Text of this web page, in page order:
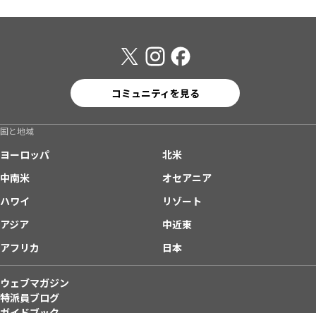
コミュニティを見る
国と地域
ヨーロッパ
北米
中南米
オセアニア
ハワイ
リゾート
アジア
中近東
アフリカ
日本
ウェブマガジン
特派員ブログ